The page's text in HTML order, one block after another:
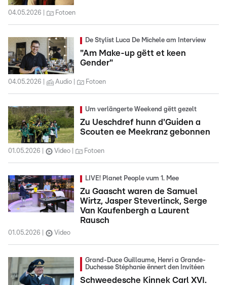
04.05.2026 Fotoen
De Stylist Luca De Michele am Interview
"Am Make-up gëtt et keen
Gender"
04.05.2026 Audio Fotoen
Um verlängerte Weekend gëtt gezelt
Zu Ueschdref hunn d'Guiden a
Scouten ee Meekranz gebonnen
01.05.2026 Video Fotoen
LIVE! Planet People vum 1. Mee
Zu Gaascht waren de Samuel
Wirtz, Jasper Steverlinck, Serge
Van Kaufenbergh a Laurent
Rausch
01.05.2026 Video
Grand-Duce Guillaume, Henri a Grande-
Duchesse Stéphanie ënnert den Invitéen
Schweedesche Kinnek Carl XVI.